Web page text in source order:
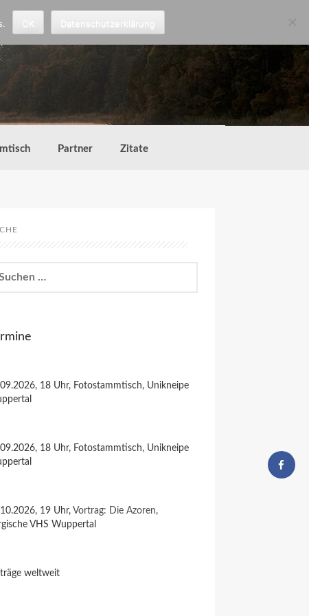
Partner Zitate
18 Uhr, Fotostammtisch, Unikneipe
18 Uhr, Fotostammtisch, Unikneipe
19 Uhr, Vortrag: Die Azoren,
VHS Wuppertal
weltweit